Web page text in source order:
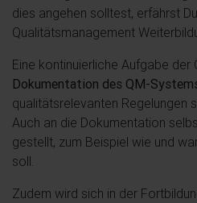
dies angehen solltest, erfährst
Qualitätsmanagement
Eine kontinuierliche Aufgabe
Dokumentation des QM-
qualitätsrelevanten Regelungen
Auch an die Dokumentation
gestellt, zum Beispiel wie und
soll.
Zudem wird sich in der